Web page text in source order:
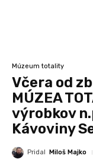
Múzeum totality
Včera od
MÚZEA
výrobkov
Kávoviny
Pridal Miloš Majko